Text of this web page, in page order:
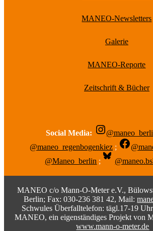
MANEO-Newsletters
Galerie
MANEO-Reporte
Zeitschrift & Bücher
Social Media:
@maneo_regenbogenkiez ;
@Maneo_berlin ;
MANEO c/o Mann-O-Meter e.V.,
Berlin; Fax: 030-236 381 42, Mail:
Schwules Überfalltelefon: tägl.17-19
MANEO, ein eigenständiges Projekt von
www.mann-o-meter.de